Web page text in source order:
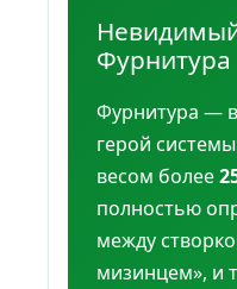
Фурнитура
Фурнитура —
герой
весом более
полностью
между
мизинцем», и